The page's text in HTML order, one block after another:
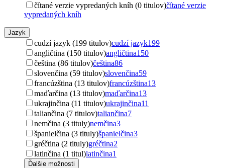
čítané verzie vypredaných kníh (0 titulov)čítané verzie
vypredaných kníh
Jazyk
cudzí jazyk (199 titulov)cudzí jazyk199
angličtina (150 titulov)angličtina150
čeština (86 titulov)čeština86
slovenčina (59 titulov)slovenčina59
francúzština (13 titulov)francúzština13
maďarčina (13 titulov)maďarčina13
ukrajinčina (11 titulov)ukrajinčina11
taliančina (7 titulov)taliančina7
nemčina (3 tituly)nemčina3
španielčina (3 tituly)španielčina3
gréčtina (2 tituly)gréčtina2
latinčina (1 titul)latinčina1
Ďalšie možnosti